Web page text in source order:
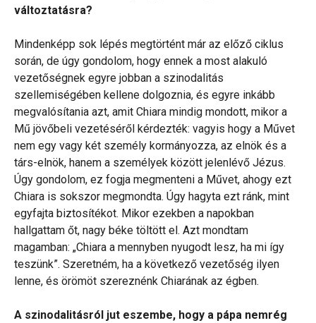
változtatásra?
Mindenképp sok lépés megtörtént már az előző ciklus
során, de úgy gondolom, hogy ennek a most alakuló
vezetőségnek egyre jobban a szinodalitás
szellemiségében kellene dolgoznia, és egyre inkább
megvalósítania azt, amit Chiara mindig mondott, mikor a
Mű jövőbeli vezetéséről kérdezték: vagyis hogy a Művet
nem egy vagy két személy kormányozza, az elnök és a
társ-elnök, hanem a személyek között jelenlévő Jézus.
Úgy gondolom, ez fogja megmenteni a Művet, ahogy ezt
Chiara is sokszor megmondta. Úgy hagyta ezt ránk, mint
egyfajta biztosítékot. Mikor ezekben a napokban
hallgattam őt, nagy béke töltött el. Azt mondtam
magamban: „Chiara a mennyben nyugodt lesz, ha mi így
teszünk”. Szeretném, ha a következő vezetőség ilyen
lenne, és örömöt szereznénk Chiarának az égben.
A szinodalitásról jut eszembe, hogy a pápa nemrég